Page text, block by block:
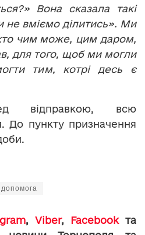
Вона сказала такі
вміємо ділитись». Ми
чим може, цим даром,
для того, щоб ми могли
тим, котрі десь є
відправкою, всю
До пункту призначення
допомога
, Viber, Facebookта